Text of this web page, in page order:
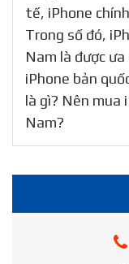
tế, iPhone
Trong số đó,
Nam là được
iPhone bản
là gì? Nên mua
Nam?